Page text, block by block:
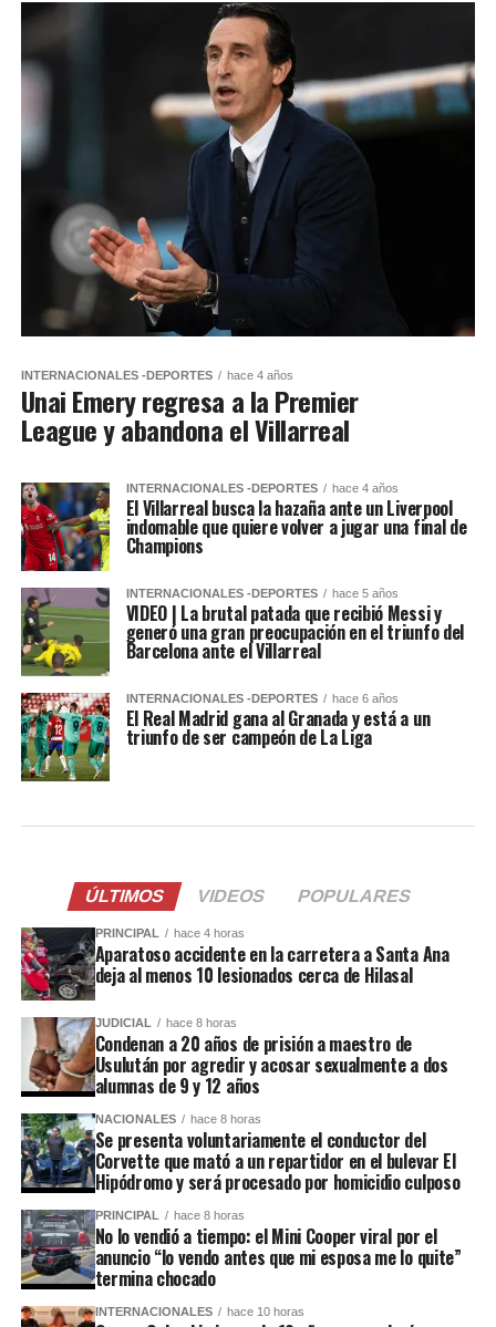
INTERNACIONALES -DEPORTES hace 4 años
Unai Emery regresa a la Premier
League y abandona el Villarreal
INTERNACIONALES -DEPORTES hace 4 años
El Villarreal busca la hazaña ante un Liverpool
indomable que quiere volver a jugar una final de
Champions
INTERNACIONALES -DEPORTES hace 5 años
VIDEO | La brutal patada que recibió Messi y
generó una gran preocupación en el triunfo del
Barcelona ante el Villarreal
INTERNACIONALES -DEPORTES hace 6 años
El Real Madrid gana al Granada y está a un
triunfo de ser campeón de La Liga
ÚLTIMOS VIDEOS POPULARES
PRINCIPAL hace 4 horas
Aparatoso accidente en la carretera a Santa Ana
deja al menos 10 lesionados cerca de Hilasal
JUDICIAL hace 8 horas
Condenan a 20 años de prisión a maestro de
Usulután por agredir y acosar sexualmente a dos
alumnas de 9 y 12 años
NACIONALES hace 8 horas
Se presenta voluntariamente el conductor del
Corvette que mató a un repartidor en el bulevar El
Hipódromo y será procesado por homicidio culposo
PRINCIPAL hace 8 horas
No lo vendió a tiempo: el Mini Cooper viral por el
anuncio “lo vendo antes que mi esposa me lo quite”
termina chocado
INTERNACIONALES hace 10 horas